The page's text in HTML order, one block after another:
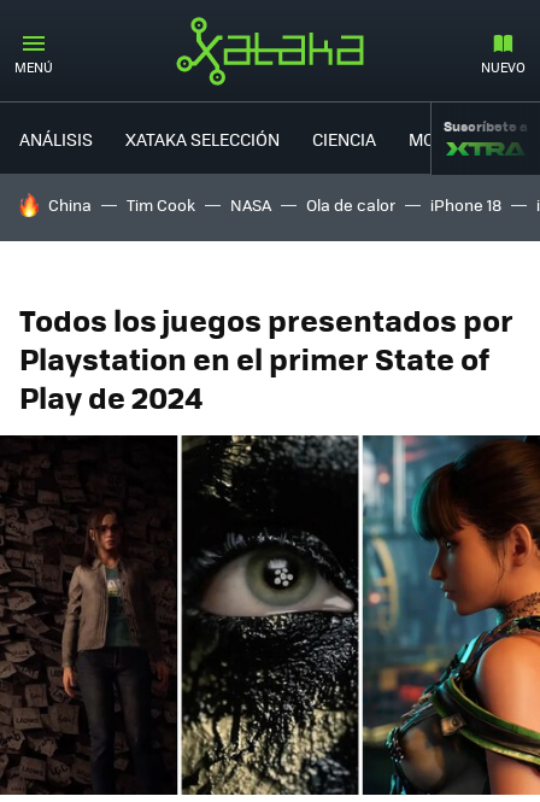
MENÚ NUEVO
ANÁLISIS XATAKA SELECCIÓN CIENCIA MOVILIDAD
Suscríbete a
HOY SE HABLA DE
China Tim Cook NASA Ola de calor iPhone 18
Todos los juegos presentados por
Playstation en el primer State of
Play de 2024